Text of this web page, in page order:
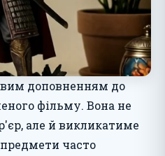
доповненням до
фільму. Вона не
але й викликатиме
часто